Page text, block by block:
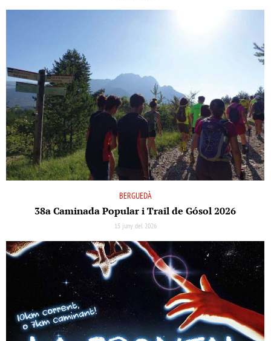
BERGUEDÀ
38a Caminada Popular i Trail de Gósol 2026
15 juny del 2026